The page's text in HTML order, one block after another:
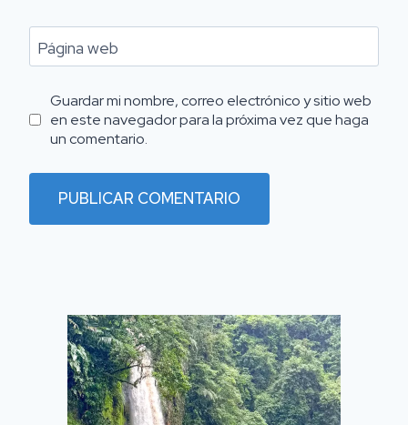
Página web
Guardar mi nombre, correo electrónico y sitio web
en este navegador para la próxima vez que haga
un comentario.